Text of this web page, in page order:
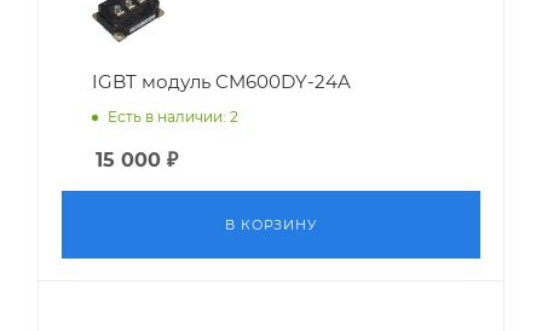
IGBT модуль CM600DY-24A
Есть в наличии: 2
15 000 ₽
В КОРЗИНУ